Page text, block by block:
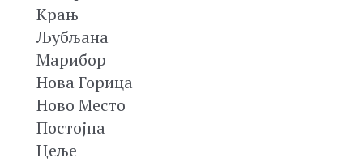
Крањ
Љубљана
Марибор
Нова Горица
Ново Место
Постојна
Цеље